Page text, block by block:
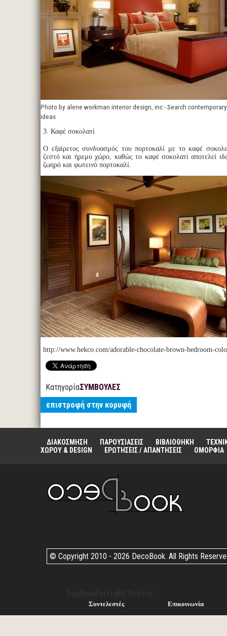
Photo by alene workman interior design, inc - Search
ideas
3. Καφέ σοκολατί
Ο εξαίρετος συνδυασμός του πορτοκαλί με το καφέ
ζεστό και ήρεμο χώρο, καθώς το καφέ σοκολατί αποτελεί
ζωηρό και φωτεινό πορτοκαλί.
http://www.hekco.com/adorable-chocolate-brown-bedroom-
ΚατηγορίαΣΥΜΒΟΥΛΕΣ
επιστροφή στην κορυφή
ΔΙΑΚΟΣΜΗΣΗ ΠΑΡΟΥΣΙΑΣΕΙΣ ΒΙΒΛΙΟΘΗΚΗ
ΧΩΡΟΥ & DESIGN
ΕΡΩΤΗΣΕΙΣ / ΑΠΑΝΤΗΣΕΙΣ ΟΜΟΡΦΙΑ
© Copyright 2010 - 2026 DecoBook. All Rights
Συντελεστές Επικοινωνία